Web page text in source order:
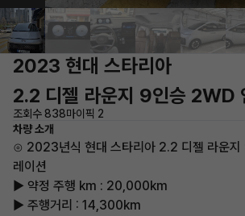
2023 현대 스타리아
2.2 디젤 라운지 9인승 2WD
조회수 838마이픽 2
차량 소개
⊙ 2023년식 현대 스타리아 2.2 디젤 라운지
레이션
▶ 약정 주행 km : 20,000km
▶ 주행거리 : 14,300km